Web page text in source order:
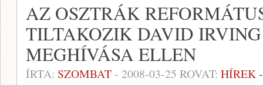
AZ OSZTRÁK
TILTAKOZIK DAVID
MEGHÍVÁSA ELLEN
ÍRTA: SZOMBAT- 2008-03-25 ROVAT: HÍREK